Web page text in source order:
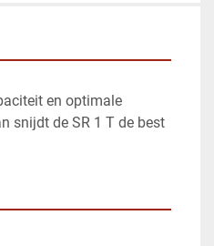
en optimale
snijdt de SR 1 T de best